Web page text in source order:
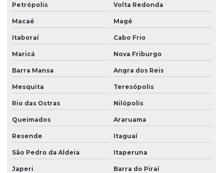
Petrópolis Volta Redonda
Macaé Magé
Itaboraí Cabo Frio
Maricá Nova Friburgo
Barra Mansa Angra dos Reis
Mesquita Teresópolis
Rio das Ostras Nilópolis
Queimados Araruama
Resende Itaguaí
São Pedro da Aldeia Itaperuna
Japeri Barra do Piraí